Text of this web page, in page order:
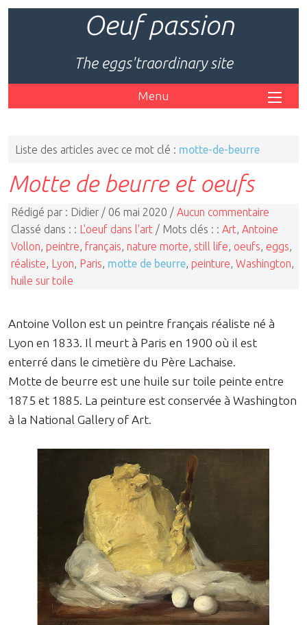
Oeuf passion
The eggs'traordinary site
Menu
Liste des articles avec ce mot clé : motte-de-beurre
Motte de beurre et oeufs
Rédigé par : Didier / 06 mai 2020 / Aucun commentaire
Classé dans : : L'oeuf dans l'art / Mots clés : : Art Antoine
Vollon peintre français nature morte still life oeufs eggs
réaliste Lyon Paris motte de beurre peinture Washington
huile sur toile
Antoine Vollon est un peintre français réaliste né à
Lyon en 1833. Il meurt à Paris en 1900 où il est
enterré dans le cimetière du Père Lachaise.
Motte de beurre est une huile sur toile peinte entre
1875 et 1885. La peinture est conservée à Washington
à la National Gallery of Art.